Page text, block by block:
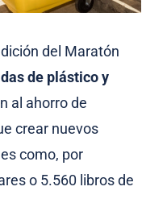
del Maratón
de plástico y
al ahorro de
crear nuevos
como, por
o 5.560 libros de